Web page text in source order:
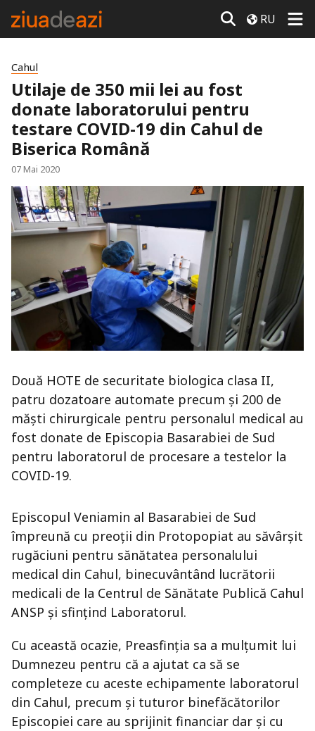
RU
Cahul
Utilaje de 350 mii lei au fost
donate laboratorului pentru
testare COVID-19 din Cahul de
Biserica Română
07 Mai 2020
Două HOTE de securitate biologica clasa II,
patru dozatoare automate precum și 200 de
măști chirurgicale pentru personalul medical au
fost donate de Episcopia Basarabiei de Sud
pentru laboratorul de procesare a testelor la
COVID-19.
Episcopul Veniamin al Basarabiei de Sud
împreună cu preoții din Protopopiat au săvârșit
rugăciuni pentru sănătatea personalului
medical din Cahul, binecuvântând lucrătorii
medicali de la Centrul de Sănătate Publică Cahul
ANSP și sfințind Laboratorul.
Cu această ocazie, Preasfinția sa a mulțumit lui
Dumnezeu pentru că a ajutat ca să se
completeze cu aceste echipamente laboratorul
din Cahul, precum și tuturor binefăcătorilor
Episcopiei care au sprijinit financiar dar și cu